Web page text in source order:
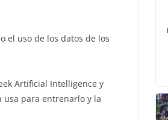
el uso de los datos de los
Artificial Intelligence y
usa para entrenarlo y la